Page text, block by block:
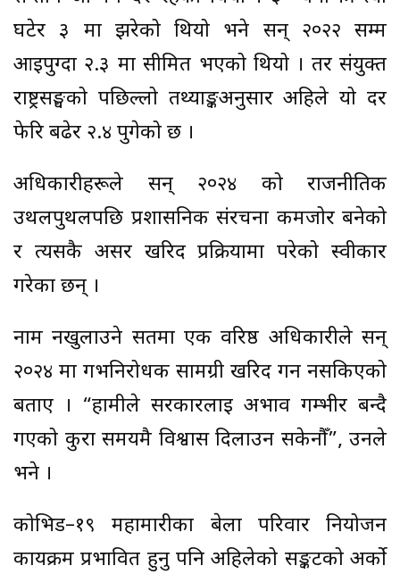
घटेर ३ मा झरेको थियो भने सन् २०२२ सम्म
आइपुग्दा २.३ मा सीमित भएको थियो । तर संयुक्त
राष्ट्रसङ्घको पछिल्लो तथ्याङ्कअनुसार अहिले यो दर
फेरि बढेर २.४ पुगेको छ ।
अधिकारीहरूले सन् २०२४ को राजनीतिक
उथलपुथलपछि प्रशासनिक संरचना कमजोर बनेको
र त्यसकै असर खरिद प्रक्रियामा परेको स्वीकार
गरेका छन् ।
नाम नखुलाउने सर्तमा एक वरिष्ठ अधिकारीले सन्
२०२४ मा गर्भनिरोधक सामग्री खरिद गर्न नसकिएको
बताए । “हामीले सरकारलाई अभाव गम्भीर बन्दै
गएको कुरा समयमै विश्वास दिलाउन सकेनौँ”, उनले
भने ।
कोभिड–१९ महामारीका बेला परिवार नियोजन
कार्यक्रम प्रभावित हुनु पनि अहिलेको सङ्कटको अर्को